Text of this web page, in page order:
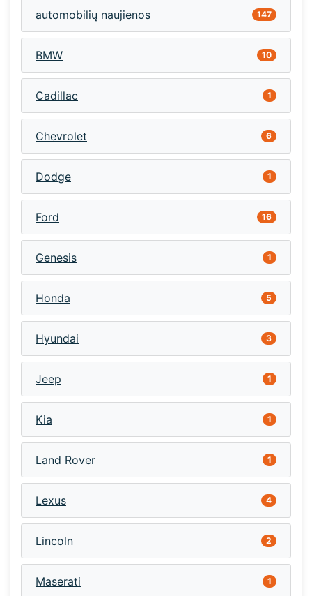
automobilių naujienos 147
BMW 10
Cadillac 1
Chevrolet 6
Dodge 1
Ford 16
Genesis 1
Honda 5
Hyundai 3
Jeep 1
Kia 1
Land Rover 1
Lexus 4
Lincoln 2
Maserati 1